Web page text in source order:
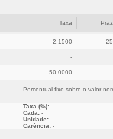
Taxa
2,1500
-
50,0000
Percentual fixo sobre o valor
Taxa (%):-
Cada:-
Unidade:-
Carência:-
-